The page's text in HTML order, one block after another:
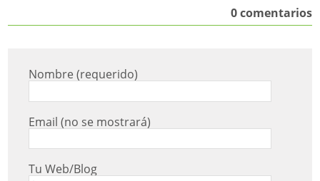
0 comentarios
Nombre (requerido)
Email (no se mostrará)
Tu Web/Blog